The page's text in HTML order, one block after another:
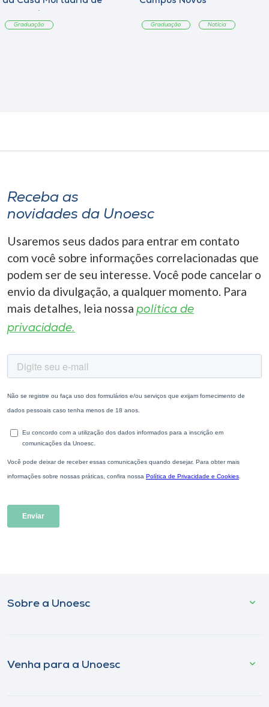
Graduação Graduação Notícia
Receba as
novidades da Unoesc
Usaremos seus dados para entrar em contato
com você sobre informações correlacionadas que
podem ser de seu interesse. Você pode cancelar o
envio da divulgação, a qualquer momento. Para
mais detalhes, leia nossa política de
privacidade.
Sobre a Unoesc
Venha para a Unoesc